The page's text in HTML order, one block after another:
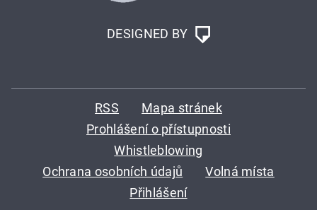
DESIGNED BY
RSS
Mapa stránek
Prohlášení o přístupnosti
Whistleblowing
Ochrana osobních údajů
Volná místa
Přihlášení